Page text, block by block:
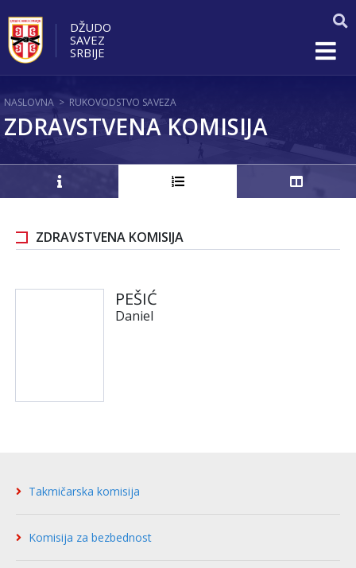
DŽUDO
SAVEZ
SRBIJE
NASLOVNA > RUKOVODSTVO SAVEZA
ZDRAVSTVENA KOMISIJA
ZDRAVSTVENA KOMISIJA
PEŠIĆ
Daniel
Takmičarska komisija
Komisija za bezbednost